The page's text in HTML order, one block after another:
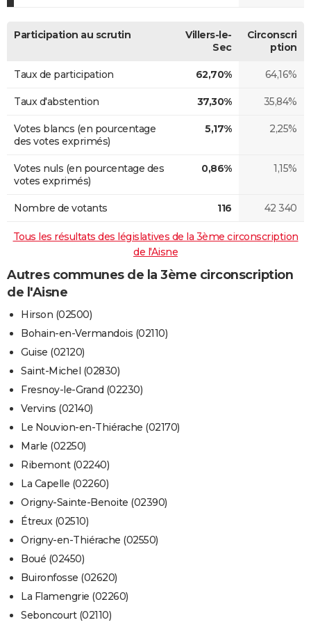
Participation au scrutin
Villers-le-
Sec
Circonscri
ption
Taux de participation 62,70% 64,16%
Taux d'abstention 37,30% 35,84%
Votes blancs (en pourcentage
des votes exprimés)
5,17% 2,25%
Votes nuls (en pourcentage des
votes exprimés)
0,86% 1,15%
Nombre de votants 116 42 340
Tous les résultats des législatives de la 3ème circonscription
de l'Aisne
Autres communes de la 3ème circonscription
de l'Aisne
Hirson (02500)
Bohain-en-Vermandois (02110)
Guise (02120)
Saint-Michel (02830)
Fresnoy-le-Grand (02230)
Vervins (02140)
Le Nouvion-en-Thiérache (02170)
Marle (02250)
Ribemont (02240)
La Capelle (02260)
Origny-Sainte-Benoite (02390)
Étreux (02510)
Origny-en-Thiérache (02550)
Boué (02450)
Buironfosse (02620)
La Flamengrie (02260)
Seboncourt (02110)